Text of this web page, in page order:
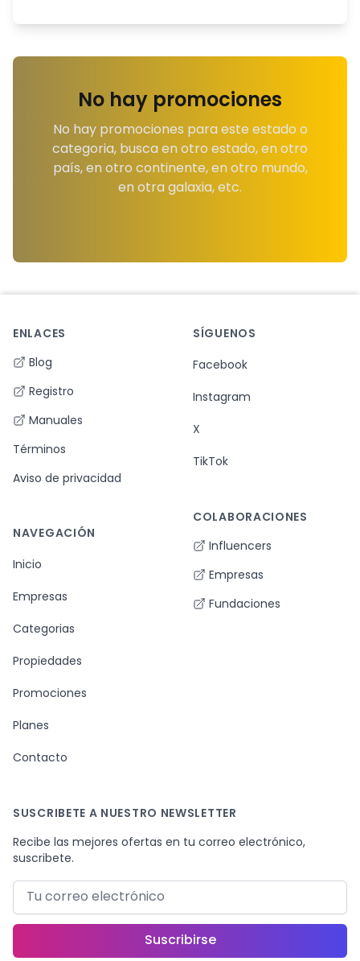
No hay promociones
No hay promociones para este estado o
categoria, busca en otro estado, en otro
país, en otro continente, en otro mundo,
en otra galaxia, etc.
Footer
ENLACES
Blog
Registro
Manuales
Términos
Aviso de privacidad
NAVEGACIÓN
Inicio
Empresas
Categorias
Propiedades
Promociones
Planes
Contacto
SÍGUENOS
Facebook
Instagram
X
TikTok
COLABORACIONES
Influencers
Empresas
Fundaciones
SUSCRIBETE A NUESTRO NEWSLETTER
Recibe las mejores ofertas en tu correo electrónico,
suscribete.
Correo electrónico
Suscribirse